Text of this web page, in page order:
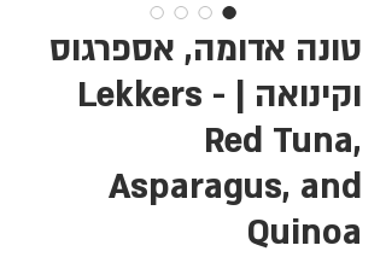
טונה אדומה, אספרגוס
וקינואה | Lekkers -
Red Tuna,
Asparagus, and
Quinoa